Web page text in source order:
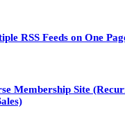
RSS Feeds on One
Membership Site